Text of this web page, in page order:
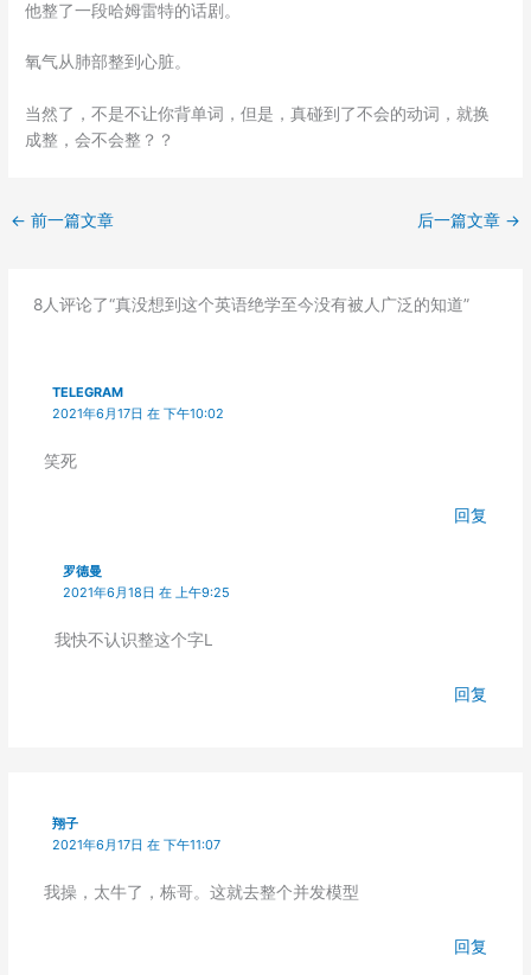
他整了一段哈姆雷特的话剧。
氧气从肺部整到心脏。
当然了，不是不让你背单词，但是，真碰到了不会的动词，就换
成整，会不会整？？
← 前一篇文章 后一篇文章 →
8人评论了“真没想到这个英语绝学至今没有被人广泛的知道”
TELEGRAM
2021年6月17日 在 下午10:02
笑死
回复
罗德曼
2021年6月18日 在 上午9:25
我快不认识整这个字L
回复
翔子
2021年6月17日 在 下午11:07
我操，太牛了，栋哥。这就去整个并发模型
回复